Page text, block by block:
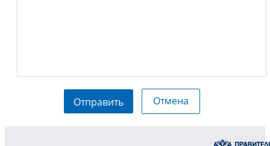
Отправить Отмена